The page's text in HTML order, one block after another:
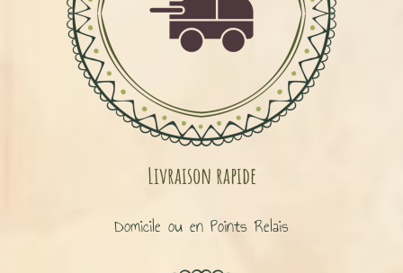
Livraison rapide
Domicile ou en Points Relais